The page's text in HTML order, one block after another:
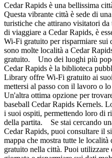
Cedar Rapids è una bellissima
Questa vibrante città è sede di
turistiche che attirano visitatori
di viaggiare a Cedar Rapids, è
Wi-Fi gratuito per risparmiare sui
sono molte località a Cedar
gratuito. Uno dei luoghi più
Cedar Rapids è la biblioteca
Library offre Wi-Fi gratuito ai
mettersi al passo con il lavoro o
Un'altra ottima opzione per
baseball Cedar Rapids Kernels.
i suoi ospiti, permettendo loro di
della partita. Se stai cercando
Cedar Rapids, puoi consultare il
mappa che mostra tutte le
gratuito nella città. Puoi utilizzare